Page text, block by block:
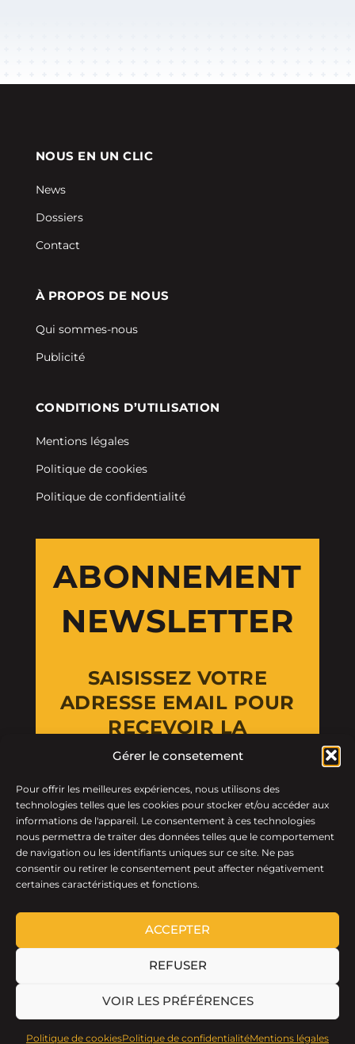
Gérer le consetement
Pour offrir les meilleures expériences, nous utilisons des
technologies telles que les cookies pour stocker et/ou accéder aux
informations de l'appareil. Le consentement à ces technologies
nous permettra de traiter des données telles que le comportement
de navigation ou les identifiants uniques sur ce site. Ne pas
consentir ou retirer le consentement peut affecter négativement
certaines caractéristiques et fonctions.
ACCEPTER
REFUSER
VOIR LES PRÉFÉRENCES
Politique de cookiesPolitique de confidentialitéMentions légales
NOUS EN UN CLIC
News
Dossiers
Contact
À PROPOS DE NOUS
Qui sommes-nous
Publicité
CONDITIONS D’UTILISATION
Mentions légales
Politique de cookies
Politique de confidentialité
ABONNEMENT
NEWSLETTER
SAISISSEZ VOTRE
ADRESSE EMAIL POUR
RECEVOIR LA
NEWSLETTER
Email Address
LTF © 2026 · Tous droits réservés.